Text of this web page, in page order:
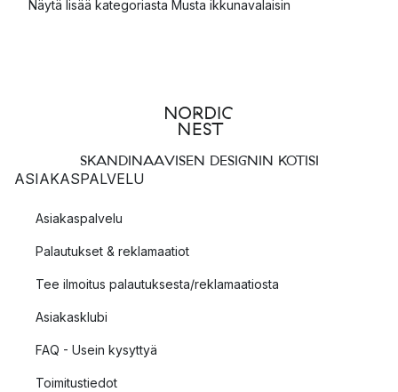
Näytä lisää kategoriasta Musta ikkunavalaisin
SKANDINAAVISEN DESIGNIN KOTISI
ASIAKASPALVELU
Asiakaspalvelu
Palautukset & reklamaatiot
Tee ilmoitus palautuksesta/reklamaatiosta
Asiakasklubi
FAQ - Usein kysyttyä
Toimitustiedot